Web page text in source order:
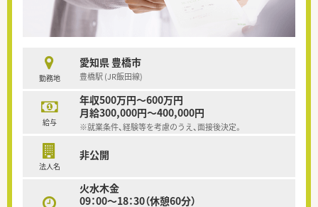
勤務地
愛知県 豊橋市
豊橋駅 (JR飯田線)
給与
年収500万円～600万円
月給300,000円～400,000円
※就業条件、経験等を考慮のうえ、面接後決定。
法人名
非公開
火水木金
09：00～18：30（休憩60分）